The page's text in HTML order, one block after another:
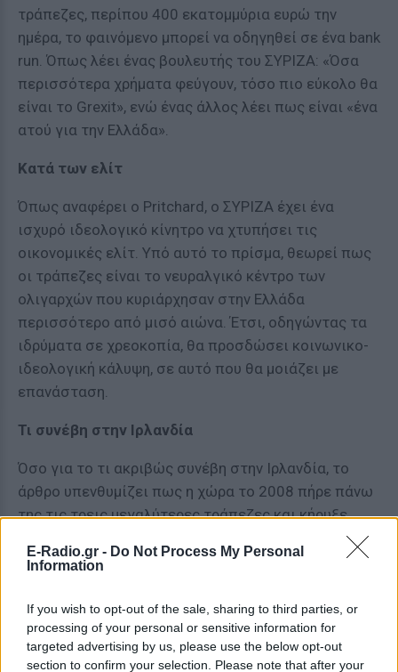
E-Radio.gr - Do Not Process My Personal
Information
If you wish to opt-out of the sale, sharing to third parties, or
processing of your personal or sensitive information for
targeted advertising by us, please use the below opt-out
section to confirm your selection. Please note that after your
τράπεζες, περίπου 400 εκατομμύρια ευρώ την
ημέρα, το φαινόμενο μπορεί να οδηγηθεί σε ένα bank
run. Όπως λέει ένας βουλευτής του ΣΥΡΙΖΑ: «Όσα
περισσότερα χρήματα φεύγουν, τόσο πιο εύκολο θα
είναι το Grexit», ενώ ένας άλλος λέει πως είναι «ένα
ατού για την Ελλάδα».
Κατά των ελίτ
Όπως αναφέρει ο Pritchard, ο ΣΥΡΙΖΑ έχει ένα
ισχυρό ιδεολογικό κίνητρο να χτυπήσει τις
οικονομικές ελίτ. Υπό αυτό το πρίσμα, θεωρεί πως
οι τράπεζες είναι το νευραλγικό κέντρο των
ολιγαρχών που κυριάρχησαν στην Ελλάδα
περισσότερο από μισό αιώνα. Έτσι, οδηγώντας τα
ιδρύματα σε χρεοκοπία, θα προσδώσει κοινωνικο-
ιδεολογική κάλυψη, σε αυτό που θα μοιάζει με
επανάσταση.
Τι συνέβη στην Ιρλανδία
Όσο για το τι ακριβώς συνέβη στην Ιρλανδία, το
άρθρο υπενθυμίζει πως η χώρα το 2008 πήρε πάνω
της τις τρεις μεγαλύτερες τράπεζες και κήρυξε
χρεοκοπία έναντι των ξένων δανειστών του, ενώ
χάθηκαν χρήματα Βρετανών και Ολλανδών
έντονα βάζοντας την Ισλανδία στη μαύρη λίστα των
χωρών που προωθούν την τρομοκρατία – εκεί όπου
βρίσκεται και η Αλ Κάιντα. Οι νέες τράπεζες